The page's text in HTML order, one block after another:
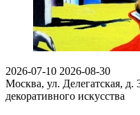
2026-07-10 2026-08-30
Москва, ул. Делегатская, д.
декоративного искусства